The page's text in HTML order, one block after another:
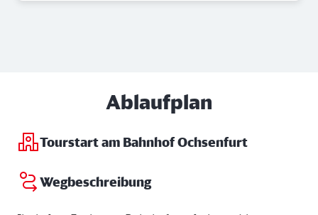
Ablaufplan
Tourstart am Bahnhof Ochsenfurt
Wegbeschreibung